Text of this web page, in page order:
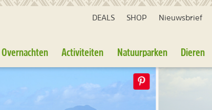
DEALS SHOP Nieuwsbrief
Overnachten Activiteiten Natuurparken Dieren